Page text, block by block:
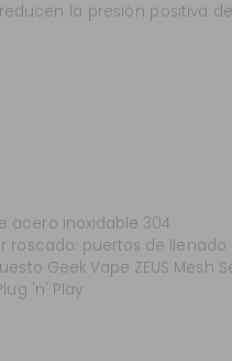
la presión positiva
acero inoxidable 304
roscado: puertos de llenado
Geek Vape ZEUS Mesh
'n' Play